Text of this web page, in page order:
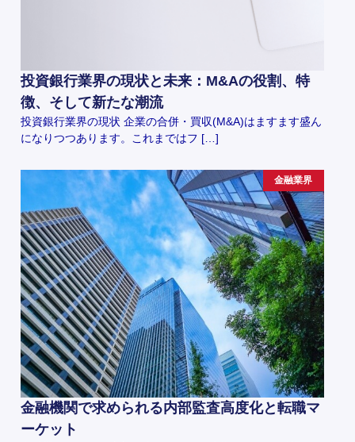
投資銀行業界の現状と未来：M&Aの役割、特
徴、そして新たな潮流
投資銀行業界の現状 企業の合併・買収(M&A)はますます盛ん
になりつつあります。これまではフ […]
金融業界
金融機関で求められる内部監査高度化と転職マ
ーケット